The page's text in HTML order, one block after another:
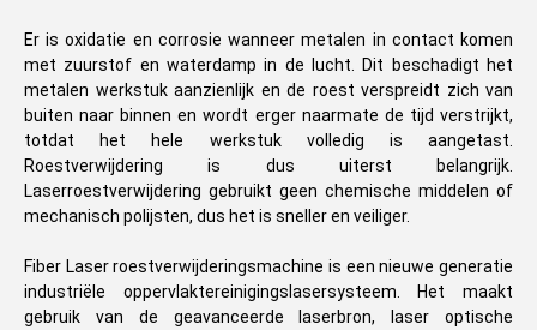
Er is oxidatie en corrosie wanneer metalen in contact komen
met zuurstof en waterdamp in de lucht. Dit beschadigt het
metalen werkstuk aanzienlijk en de roest verspreidt zich van
buiten naar binnen en wordt erger naarmate de tijd verstrijkt,
totdat het hele werkstuk volledig is aangetast.
Roestverwijdering is dus uiterst belangrijk.
Laserroestverwijdering gebruikt geen chemische middelen of
mechanisch polijsten, dus het is sneller en veiliger.
Fiber Laser roestverwijderingsmachine is een nieuwe generatie
industriële oppervlaktereinigingslasersysteem. Het maakt
gebruik van de geavanceerde laserbron, laser optische